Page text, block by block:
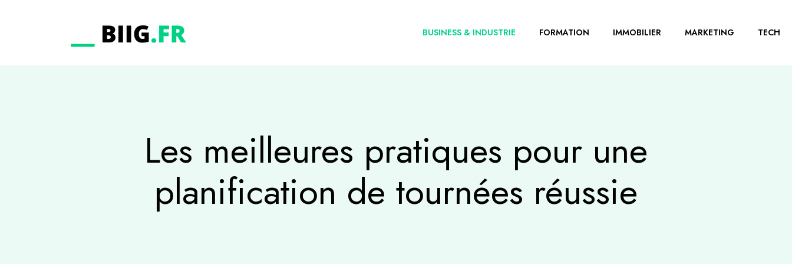
BUSINESS & INDUSTRIE FORMATION IMMOBILIER MARKETING TECH
Les meilleures pratiques pour une
planification de tournées réussie